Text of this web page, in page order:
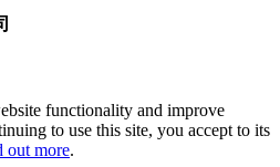
functionality and improve
to use this site, you accept to its
out more.